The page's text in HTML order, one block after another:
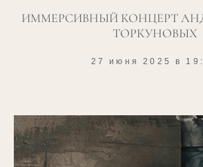
ИММЕРСИВНЫЙ КОНЦЕРТ
ТОРКУНОВЫХ
27 июня 2025 в